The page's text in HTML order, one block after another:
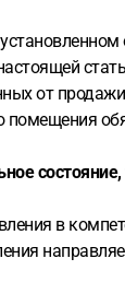
от
помещения
состояние,
в